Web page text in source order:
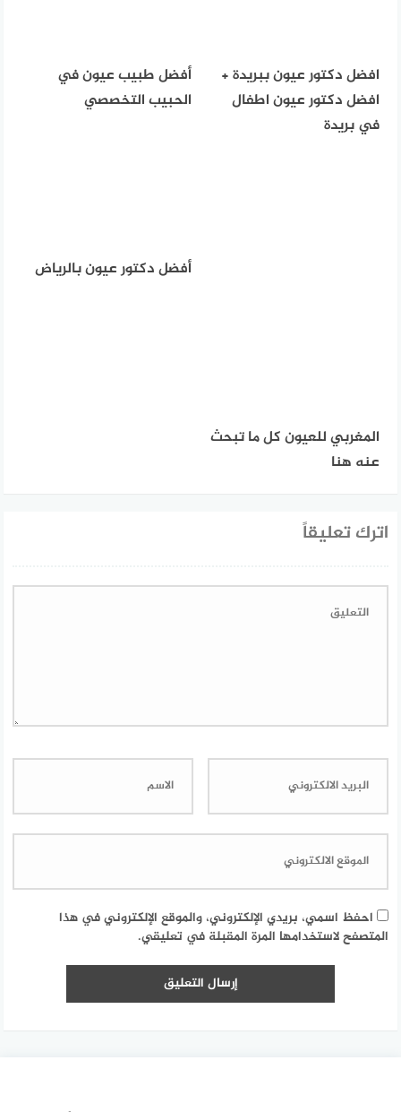
افضل دكتور عيون ببريدة +
افضل دكتور عيون اطفال
في بريدة
أفضل طبيب عيون في
الحبيب التخصصي
أفضل دكتور عيون بالرياض
المغربي للعيون كل ما تبحث
عنه هنا
اترك تعليقاً
احفظ اسمي، بريدي الإلكتروني، والموقع الإلكتروني في هذا
المتصفح لاستخدامها المرة المقبلة في تعليقي.